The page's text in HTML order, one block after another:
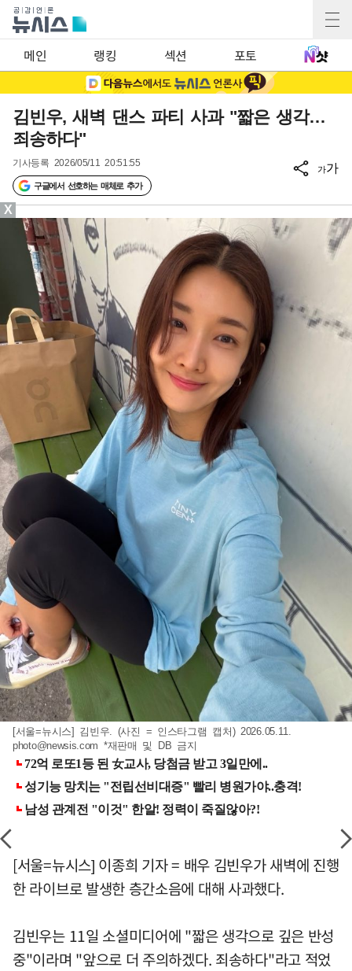
메인 랭킹 섹션 포토
김빈우, 새벽 댄스 파티 사과 "짧은 생각…
죄송하다"
기사등록 2026/05/11 20:51:55
구글에서 선호하는 매체로 추가
가가
[서울=뉴시스] 김빈우. (사진 = 인스타그램 캡처) 2026.05.11.
photo@newsis.com *재판매 및 DB 금지
[서울=뉴시스] 이종희 기자 = 배우 김빈우가 새벽에 진행
한 라이브로 발생한 층간소음에 대해 사과했다.
김빈우는 11일 소셜미디어에 "짧은 생각으로 깊은 반성
중"이라며 "앞으로 더 주의하겠다. 죄송하다"라고 적었
X